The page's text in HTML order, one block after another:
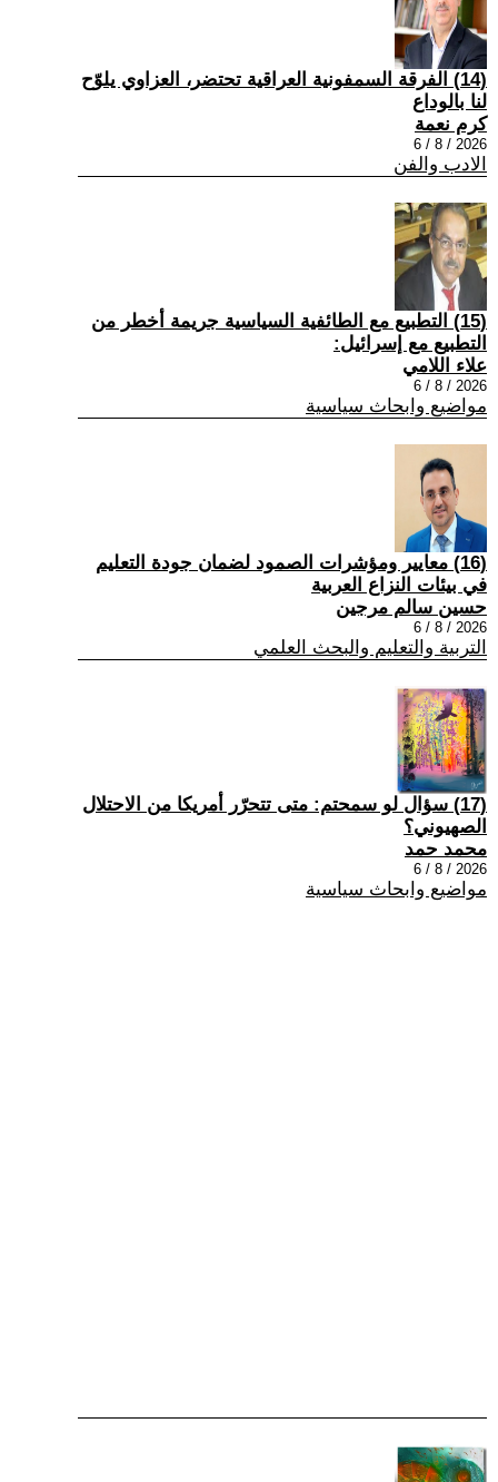
(14) الفرقة السمفونية العراقية تحتضر، العزاوي يلوّح
لنا بالوداع
كرم نعمة
2026 / 8 / 6
الادب والفن
(15) التطبيع مع الطائفية السياسية جريمة أخطر من
التطبيع مع إسرائيل:
علاء اللامي
2026 / 8 / 6
مواضيع وابحاث سياسية
(16) معايير ومؤشرات الصمود لضمان جودة التعليم
في بيئات النزاع العربية
حسين سالم مرجين
2026 / 8 / 6
التربية والتعليم والبحث العلمي
(17) سؤال لو سمحتم: متى تتحرّر أمريكا من الاحتلال
الصهيوني؟
محمد حمد
2026 / 8 / 6
مواضيع وابحاث سياسية